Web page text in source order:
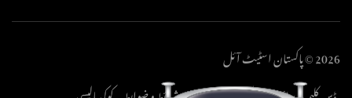
2026 © پاکستان اسٹیٹ آئل